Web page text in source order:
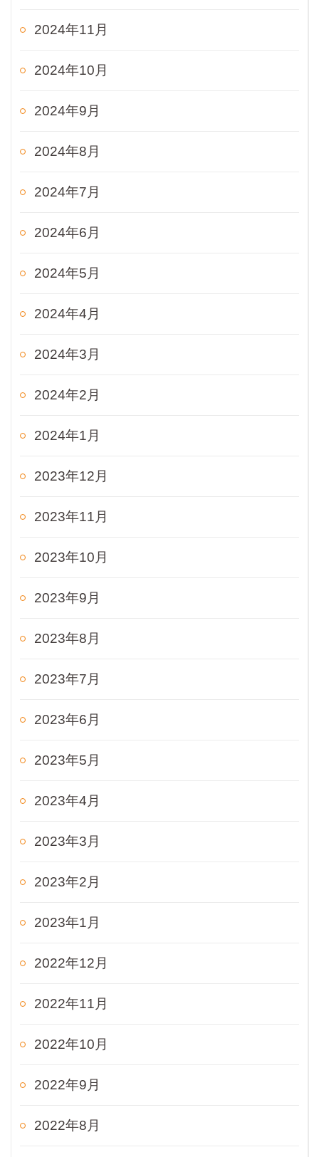
2024年11月
2024年10月
2024年9月
2024年8月
2024年7月
2024年6月
2024年5月
2024年4月
2024年3月
2024年2月
2024年1月
2023年12月
2023年11月
2023年10月
2023年9月
2023年8月
2023年7月
2023年6月
2023年5月
2023年4月
2023年3月
2023年2月
2023年1月
2022年12月
2022年11月
2022年10月
2022年9月
2022年8月